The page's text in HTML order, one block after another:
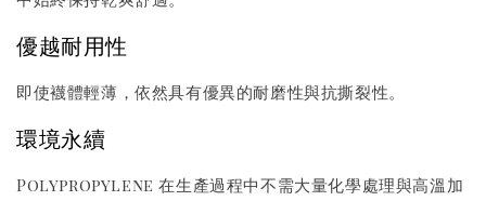
優越耐用性
即使襪體輕薄，依然具有優異的耐磨性與抗撕裂性。
環境永續
Polypropylene 在生產過程中不需大量化學處理與高溫加